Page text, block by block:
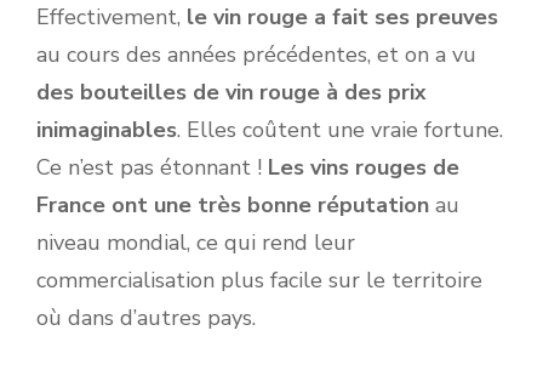
Effectivement, le vin rouge a fait ses preuves
au cours des années précédentes, et on a vu
des bouteilles de vin rouge à des prix
inimaginables. Elles coûtent une vraie fortune.
Ce n’est pas étonnant ! Les vins rouges de
France ont une très bonne réputation au
niveau mondial, ce qui rend leur
commercialisation plus facile sur le territoire
où dans d’autres pays.